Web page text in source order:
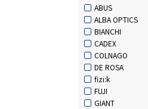
ABUS
ALBA OPTICS
BIANCHI
CADEX
COLNAGO
DE ROSA
fizi:k
FUJI
GIANT